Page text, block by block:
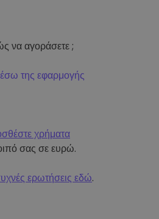
να αγοράσετε ;
της εφαρμογής
χρήματα
σας σε ευρώ.
ερωτήσεις εδώ.